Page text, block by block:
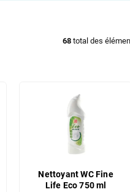
68 total des
Nettoyant WC Fine
Life Eco 750 ml